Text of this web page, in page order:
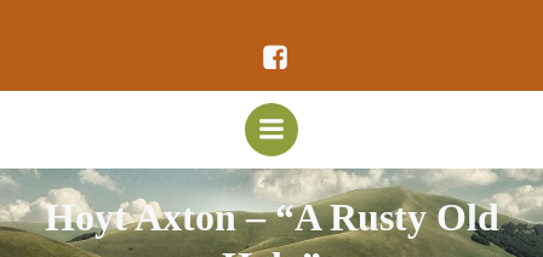
al
contenuto
Hoyt Axton – “A Rusty Old